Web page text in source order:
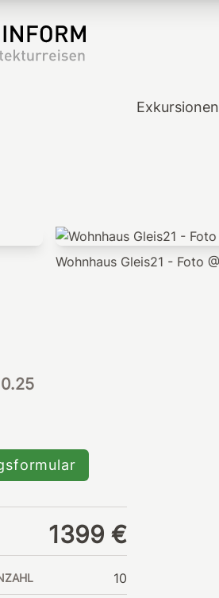
Exkursionen
- Foto @ Hertha Hurnaus
1399 €
10